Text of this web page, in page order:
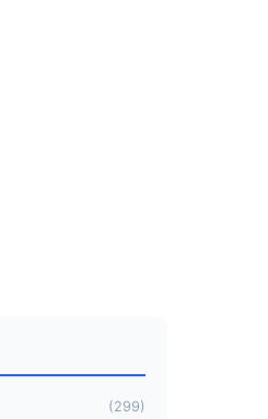
(299)